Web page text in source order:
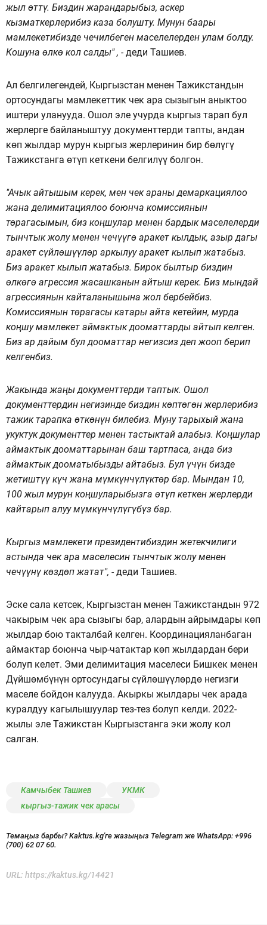
жыл өттү. Биздин жарандарыбыз, аскер
кызматкерлерибиз каза болушту. Мунун баары
мамлекетибизде чечилбеген маселелерден улам болду.
Кошуна өлкө кол салды" , - деди Ташиев.
Ал белгилегендей, Кыргызстан менен Тажикстандын
ортосундагы мамлекеттик чек ара сызыгын аныктоо
иштери уланууда. Ошол эле учурда кыргыз тарап бул
жерлерге байланыштуу документтерди тапты, андан
көп жылдар мурун кыргыз жерлеринин бир бөлүгү
Тажикстанга өтүп кеткени белгилүү болгон.
"Ачык айтышым керек, мен чек араны демаркациялоо
жана делимитациялоо боюнча комиссиянын
төрагасымын, биз коңшулар менен бардык маселелерди
тынчтык жолу менен чечүүгө аракет кылдык, азыр дагы
аракет сүйлөшүүлөр аркылуу аракет кылып жатабыз.
Биз аракет кылып жатабыз. Бирок былтыр биздин
өлкөгө агрессия жасашканын айтыш керек. Биз мындай
агрессиянын кайталанышына жол бербейбиз.
Комиссиянын төрагасы катары айта кетейин, мурда
коңшу мамлекет аймактык дооматтарды айтып келген.
Биз ар дайым бул дооматтар негизсиз деп жооп берип
келгенбиз.
Жакында жаңы документтерди таптык. Ошол
документтердин негизинде биздин көптөгөн жерлерибиз
тажик тарапка өткөнүн билебиз. Муну тарыхый жана
укуктук документтер менен тастыктай алабыз. Коңшулар
аймактык дооматтарынан баш тартпаса, анда биз
аймактык дооматыбызды айтабыз. Бул үчүн бизде
жетиштүү күч жана мүмкүнчүлүктөр бар. Мындан 10,
100 жыл мурун коңшуларыбызга өтүп кеткен жерлерди
кайтарып алуу мүмкүнчүлүгүбүз бар.
Кыргыз мамлекети президентибиздин жетекчилиги
астында чек ара маселесин тынчтык жолу менен
чечүүнү көздөп жатат", - деди Ташиев.
Эске сала кетсек, Кыргызстан менен Тажикстандын 972
чакырым чек ара сызыгы бар, алардын айрымдары көп
жылдар бою такталбай келген. Координацияланбаган
аймактар ​​боюнча чыр-чатактар ​​көп жылдардан бери
болуп келет. Эми делимитация маселеси Бишкек менен
Дүйшөмбүнүн ортосундагы сүйлөшүүлөрдө негизги
маселе бойдон калууда. Акыркы жылдары чек арада
куралдуу кагылышуулар тез-тез болуп келди. 2022-
жылы эле Тажикстан Кыргызстанга эки жолу кол
салган.
Камчыбек Ташиев
УКМК
кыргыз-тажик чек арасы
Темаңыз барбы? Kaktus.kg'ге жазыңыз Telegram же WhatsApp: +996
(700) 62 07 60.
URL: https://kaktus.kg/14421